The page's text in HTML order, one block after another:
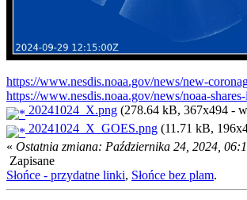
https://www.nesdis.noaa.gov/news/new-
https://www.nesdis.noaa.gov/news/noaa-
20241024_X.png (278.64 kB, 367x494 -
20241024_X_GOES.png (11.71 kB,
« Ostatnia zmiana: Października 24, 2024,
Zapisane
Słońce - przydatne linki, Słońce bez plam.